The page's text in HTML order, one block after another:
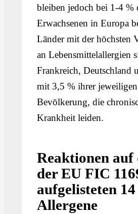
bleiben jedoch bei 1-4 %
Erwachsenen in Europa
Länder mit der höchsten
an Lebensmittelallergien
Frankreich, Deutschland
mit 3,5 % ihrer jeweiligen
Bevölkerung, die
Krankheit leiden.
Reaktionen auf
der EU FIC
aufgelisteten 14
Allergene